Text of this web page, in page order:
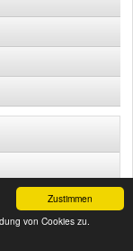
Zustimmen
von Cookies zu.